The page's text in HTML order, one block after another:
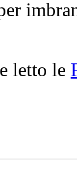
letto le